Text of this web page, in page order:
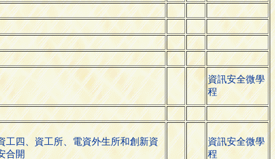
資訊安全微學
程
工四、資工所、電資外生所和創新資
合開
資訊安全微學
程